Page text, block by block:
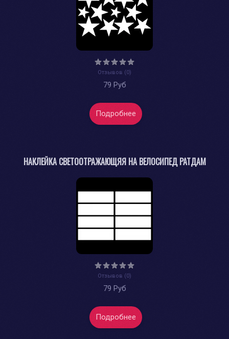
Отзывов (0)
79 Руб
Подробнее
НАКЛЕЙКА СВЕТООТРАЖАЮЩЯЯ НА ВЕЛОСИПЕД РАТДАМ
Отзывов (0)
79 Руб
Подробнее